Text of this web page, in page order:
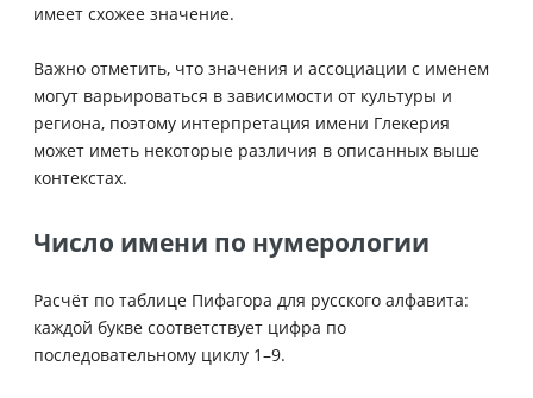
имеет схожее значение.
Важно отметить, что значения и ассоциации с именем
могут варьироваться в зависимости от культуры и
региона, поэтому интерпретация имени Глекерия
может иметь некоторые различия в описанных выше
контекстах.
Число имени по нумерологии
Расчёт по таблице Пифагора для русского алфавита:
каждой букве соответствует цифра по
последовательному циклу 1–9.